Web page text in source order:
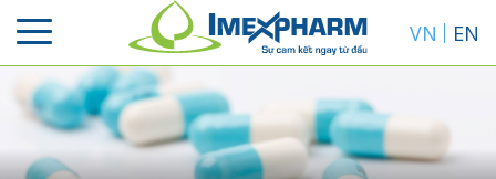
VN EN
Sắp xếp